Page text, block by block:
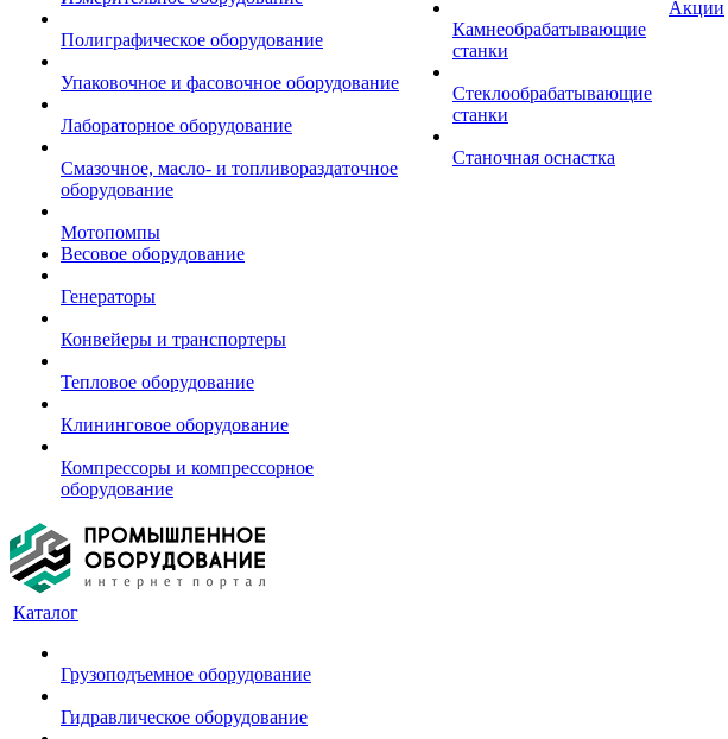
Полиграфическое оборудование
Упаковочное и фасовочное оборудование
Лабораторное оборудование
Смазочное, масло- и топливораздаточное
оборудование
Мотопомпы
Весовое оборудование
Генераторы
Конвейеры и транспортеры
Тепловое оборудование
Клининговое оборудование
Компрессоры и компрессорное
оборудование
Камнеобрабатывающие
станки
Стеклообрабатывающие
станки
Станочная оснастка
Акции
Каталог
Грузоподъемное оборудование
Гидравлическое оборудование